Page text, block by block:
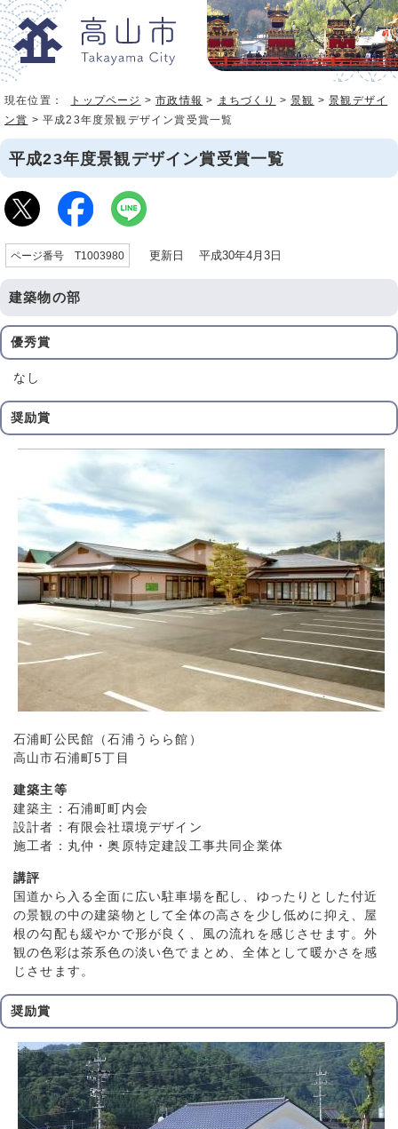
現在位置： トップページ >市政情報 > まちづくり >景観 >景観デザイ
ン賞 > 平成23年度景観デザイン賞受賞一覧
平成23年度景観デザイン賞受賞一覧
ページ番号 T1003980 更新日 平成30年4月3日
建築物の部
優秀賞
なし
奨励賞
石浦町公民館（石浦うらら館）
高山市石浦町5丁目
建築主等
建築主：石浦町町内会
設計者：有限会社環境デザイン
施工者：丸仲・奥原特定建設工事共同企業体
講評
国道から入る全面に広い駐車場を配し、ゆったりとした付近
の景観の中の建築物として全体の高さを少し低めに抑え、屋
根の勾配も緩やかで形が良く、風の流れを感じさせます。外
観の色彩は茶系色の淡い色でまとめ、全体として暖かさを感
じさせます。
奨励賞